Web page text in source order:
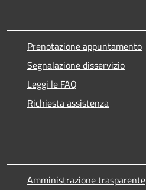
Prenotazione appuntamento
Segnalazione disservizio
Leggi le FAQ
Richiesta assistenza
Amministrazione trasparente